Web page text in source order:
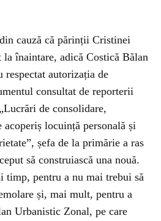
cauză că părinții Cristinei
la înaintare, adică Costică Bălan
autorizația de
consultat de reporterii
de consolidare,
locuință personală și
șefa de la primărie a ras
să construiască una nouă.
timp, pentru a nu mai trebui să
și, mai mult, pentru a
Urbanistic Zonal, pe care